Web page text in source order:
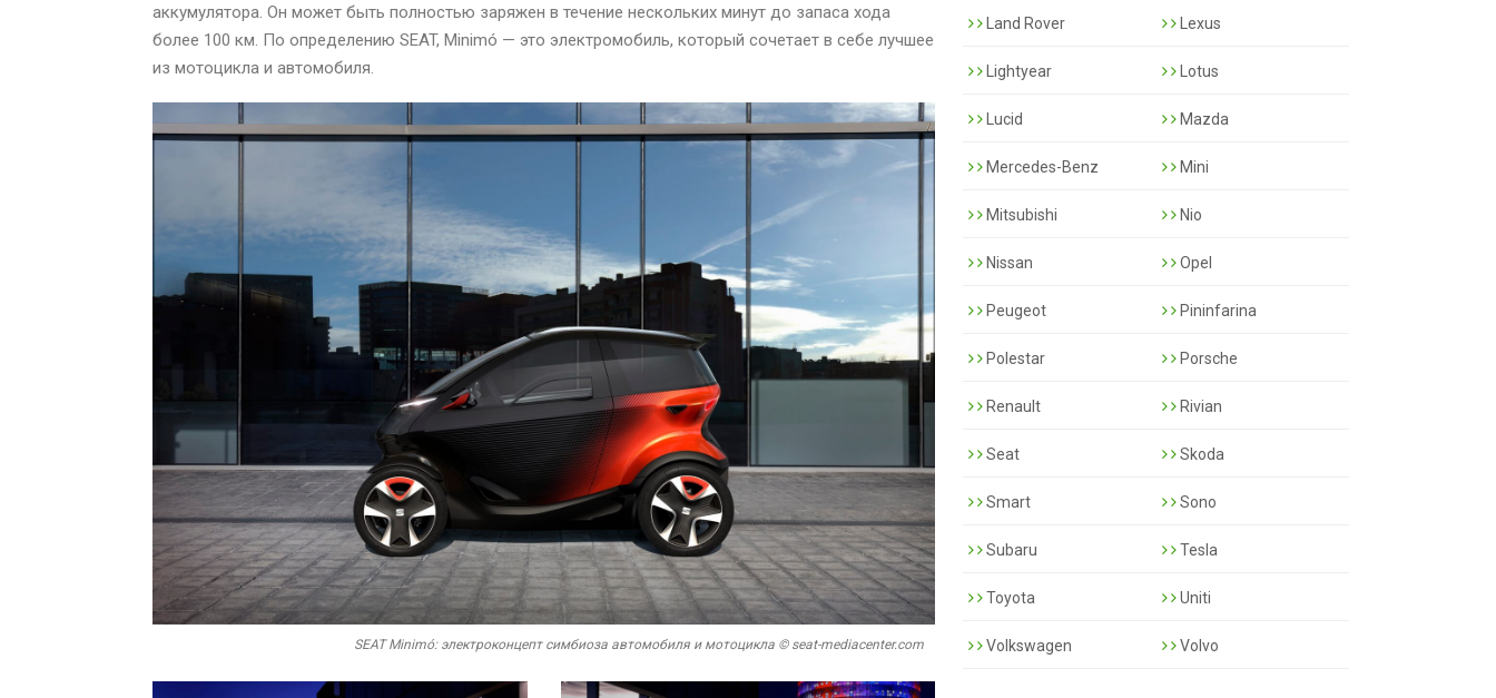
аккумулятора. Он может быть полностью заряжен в течение нескольких минут до запаса хода
более 100 км. По определению SEAT, Minimó — это электромобиль, который сочетает в себе лучшее
из мотоцикла и автомобиля.
SEAT Minimó: электроконцепт симбиоза автомобиля и мотоцикла © seat-mediacenter.com
Land Rover Lexus
Lightyear Lotus
Lucid Mazda
Mercedes-Benz Mini
Mitsubishi Nio
Nissan Opel
Peugeot Pininfarina
Polestar Porsche
Renault Rivian
Seat Skoda
Smart Sono
Subaru Tesla
Toyota Uniti
Volkswagen Volvo